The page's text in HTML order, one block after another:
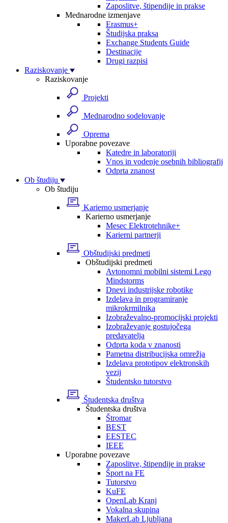
Zaposlitve, štipendije in prakse
Mednarodne izmenjave
Erasmus+
Študijska praksa
Exchange Students Guide
Destinacije
Drugi razpisi
Raziskovanje
Raziskovanje
Projekti
Mednarodno sodelovanje
Oprema
Uporabne povezave
Katedre in laboratoriji
Vnos in vodenje osebnih bibliografij
Odprta znanost
Ob študiju
Ob študiju
Karierno usmerjanje
Karierno usmerjanje
Mesec Elektrotehnike+
Karierni partnerji
Obštudijski predmeti
Obštudijski predmeti
Avtonomni mobilni sistemi Lego
Mindstorms
Dnevi industrijske robotike
Izdelava in programiranje
mikrokrmilnika
Izobraževalno-promocijski projekti
Izobraževanje gostujočega
predavatelja
Odprta koda v znanosti
Pametna distribucijska omrežja
Izdelava prototipov elektronskih
vezij
Študentsko tutorstvo
Študentska društva
Študentska društva
Štromar
BEST
EESTEC
IEEE
Uporabne povezave
Zaposlitve, štipendije in prakse
Šport na FE
Tutorstvo
KuFE
OpenLab Kranj
Vokalna skupina
MakerLab Ljubljana